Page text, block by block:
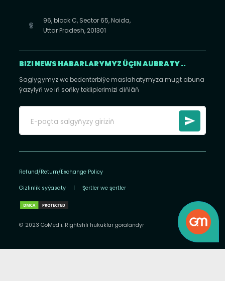
96, block C, Sector 65, Noida,
Uttar Pradesh, 201301
BIZI NEWS HABARLARYMYZ ÜÇIN AUBRATY ..
Saglygymyz we bedenterbiýe maslahatymyza mugt abuna
ýazylyň we iň soňky tekliplerimizi diňläň
Refund/Return/Exchange Policy
Gizlinlik syýasaty | Şertler we şertler
© 2023 GoMedii. Rightshli hukuklar goralandyr